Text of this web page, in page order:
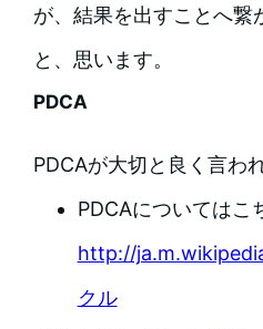
が、結果を出すことへ繋
と、思います。
PDCA
PDCAが大切と良く言わ
PDCAについてはこ
http://
クル